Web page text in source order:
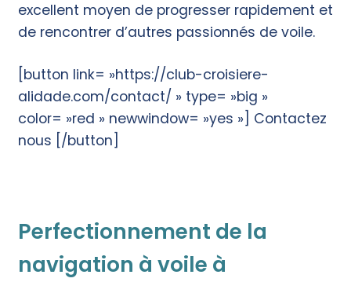
excellent moyen de progresser rapidement et
de rencontrer d’autres passionnés de voile.
[button link= »https://club-croisiere-
alidade.com/contact/ » type= »big »
color= »red » newwindow= »yes »] Contactez
nous [/button]
Perfectionnement de la
navigation à voile à